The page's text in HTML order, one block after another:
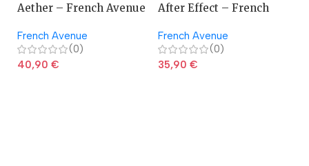
Aether – French Avenue
French Avenue
(0)
40,90 €
After Effect – French
French Avenue
(0)
35,90 €